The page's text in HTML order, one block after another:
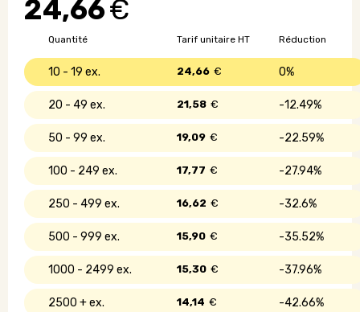
24,66€
de
roulant
Quantité Réduction
Tarif unitaire HT
10 - 19 0%
24,66 €
20 - 49 12.49%
21,58 €
50 - 99 22.59%
19,09 €
100 - 249 27.94%
17,77 €
250 - 499 32.6%
16,62 €
500 - 999 35.52%
15,90 €
1000 - 2499 37.96%
15,30 €
2500 + 42.66%
14,14 €